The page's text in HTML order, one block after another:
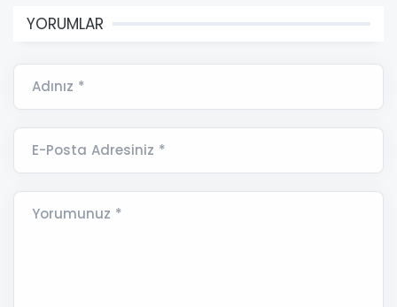
YORUMLAR
Adınız *
E-Posta Adresiniz *
Yorumunuz *